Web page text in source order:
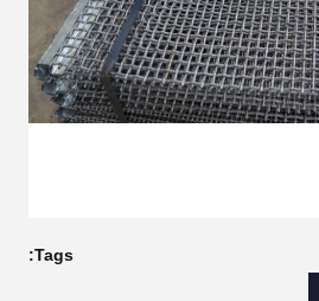
Tags: